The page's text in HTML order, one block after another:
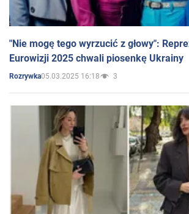
"Nie mogę tego wyrzucić z głowy":
Eurowizji 2025 chwali piosenkę Ukrainy
Rozrywka05.03.2025 16:18 3